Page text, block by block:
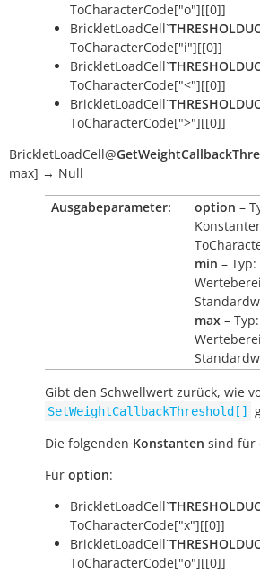
ToCharacterCode["o"][[0]]
BrickletLoadCell`
ToCharacterCode["i"][[0]]
BrickletLoadCell`
ToCharacterCode["<"][[0]]
BrickletLoadCell`
ToCharacterCode[">"][[0]]
BrickletLoadCell@
max] → Null
Ausgabeparameter:
option –
min –
max –
Gibt den Schwellwert zurück, wie
SetWeightCallbackThreshold[]
Die folgenden Konstanten sind für
Für option:
BrickletLoadCell`
ToCharacterCode["x"][[0]]
BrickletLoadCell`
ToCharacterCode["o"][[0]]